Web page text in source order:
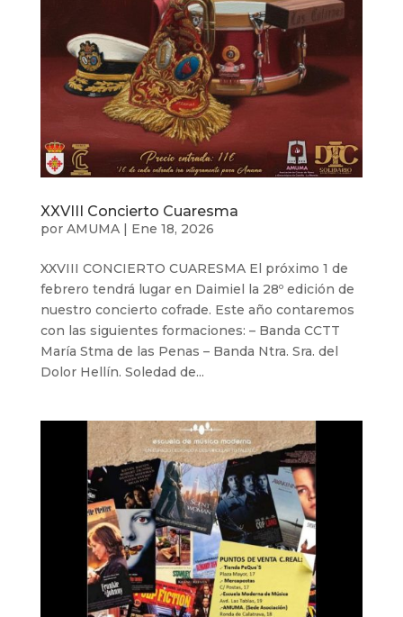
XXVIII Concierto Cuaresma
por AMUMA| Ene 18, 2026
XXVIII CONCIERTO CUARESMA El próximo 1 de
febrero tendrá lugar en Daimiel la 28º edición de
nuestro concierto cofrade. Este año contaremos
con las siguientes formaciones: – Banda CCTT
María Stma de las Penas – Banda Ntra. Sra. del
Dolor Hellín. Soledad de...